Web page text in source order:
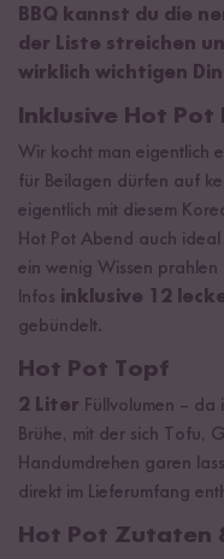
BBQ kannst du die
der Liste streichen
wirklich wichtigen
Inklusive Hot Pot
Wir kocht man eigentlich
für Beilagen dürfen auf
eigentlich mit diesem
Hot Pot Abend auch
ein wenig Wissen
Infos inklusive 12
gebündelt.
Hot Pot Topf
2 Liter Füllvolumen –
Brühe, mit der sich Tofu,
Handumdrehen garen
direkt im Lieferumfang
Hot Pot Zutaten